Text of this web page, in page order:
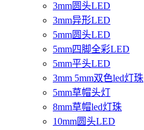
3mm圆头LED
3mm异形LED
5mm圆头LED
5mm四脚全彩LED
5mm平头LED
3mm 5mm双色led灯珠
5mm草帽头灯
8mm草帽led灯珠
10mm圆头LED